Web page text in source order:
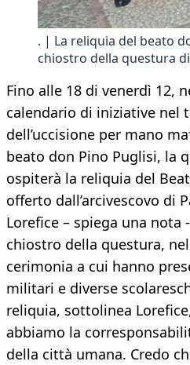
. | La reliquia del beato
chiostro della questura
Fino alle 18 di venerdì 12,
calendario di iniziative nel
dell’uccisione per mano
beato don Pino Puglisi, la
ospiterà la reliquia del
offerto dall’arcivescovo di
Lorefice – spiega una nota
chiostro della questura,
cerimonia a cui hanno
militari e diverse
reliquia, sottolinea
abbiamo la
della città umana. Credo